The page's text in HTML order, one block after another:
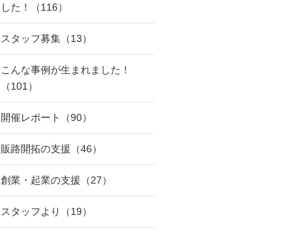
した！
（116）
スタッフ募集 （13）
こんな事例が生まれました！
（101）
開催レポート （90）
販路開拓の支援 （46）
創業・起業の支援 （27）
スタッフより （19）